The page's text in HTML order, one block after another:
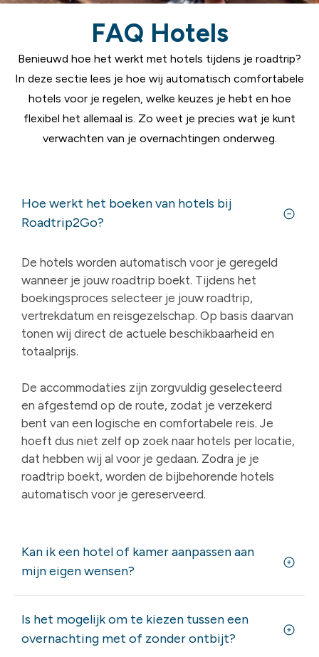
FAQ Hotels
Benieuwd hoe het werkt met hotels tijdens je roadtrip?
In deze sectie lees je hoe wij automatisch comfortabele
hotels voor je regelen, welke keuzes je hebt en hoe
flexibel het allemaal is. Zo weet je precies wat je kunt
verwachten van je overnachtingen onderweg.
Hoe werkt het boeken van hotels bij
Roadtrip2Go?
De hotels worden automatisch voor je geregeld
wanneer je jouw roadtrip boekt. Tijdens het
boekingsproces selecteer je jouw roadtrip,
vertrekdatum en reisgezelschap. Op basis daarvan
tonen wij direct de actuele beschikbaarheid en
totaalprijs.
De accommodaties zijn zorgvuldig geselecteerd
en afgestemd op de route, zodat je verzekerd
bent van een logische en comfortabele reis. Je
hoeft dus niet zelf op zoek naar hotels per locatie,
dat hebben wij al voor je gedaan. Zodra je je
roadtrip boekt, worden de bijbehorende hotels
automatisch voor je gereserveerd.
Kan ik een hotel of kamer aanpassen aan
mijn eigen wensen?
Is het mogelijk om te kiezen tussen een
overnachting met of zonder ontbijt?